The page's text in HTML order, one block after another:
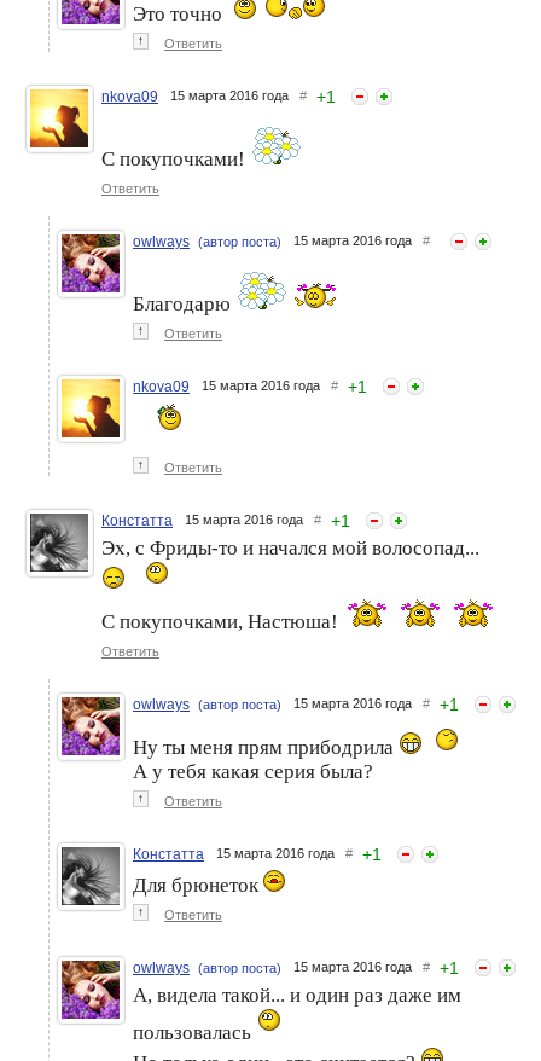
Это точно
↑ Ответить
nkova09 15 марта 2016 года # +1
С покупочками!
Ответить
owlways (автор поста) 15 марта 2016 года #
Благодарю
↑ Ответить
nkova09 15 марта 2016 года # +1
↑ Ответить
Констатта 15 марта 2016 года # +1
Эх, с Фриды-то и начался мой волосопад...
С покупочками, Настюша!
Ответить
owlways (автор поста) 15 марта 2016 года # +1
Ну ты меня прям прибодрила
А у тебя какая серия была?
↑ Ответить
Констатта 15 марта 2016 года # +1
Для брюнеток
↑ Ответить
owlways (автор поста) 15 марта 2016 года # +1
А, видела такой... и один раз даже им
пользовалась